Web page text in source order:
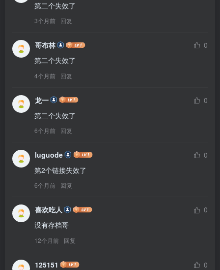
第二个失效了
3个月前 回复
哥布林
0
第二个失效了
4个月前 回复
龙一
0
第二个失效了
6个月前 回复
luguode
0
6个月前 回复
喜欢吃人
0
没有存档哥
12个月前 回复
125151
0